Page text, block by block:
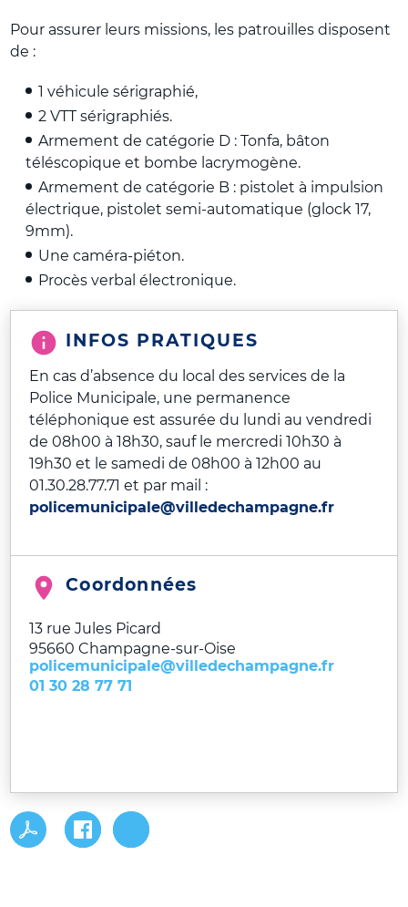
Pour assurer leurs missions, les patrouilles disposent
de :
1 véhicule sérigraphié,
2 VTT sérigraphiés.
Armement de catégorie D : Tonfa, bâton
téléscopique et bombe lacrymogène.
Armement de catégorie B : pistolet à impulsion
électrique, pistolet semi-automatique (glock 17,
9mm).
Une caméra-piéton.
Procès verbal électronique.
INFOS PRATIQUES
En cas d’absence du local des services de la
Police Municipale, une permanence
téléphonique est assurée du lundi au vendredi
de 08h00 à 18h30, sauf le mercredi 10h30 à
19h30 et le samedi de 08h00 à 12h00 au
01.30.28.77.71 et par mail :
policemunicipale@villedechampagne.fr
Coordonnées
13 rue Jules Picard
95660 Champagne-sur-Oise
policemunicipale@villedechampagne.fr
01 30 28 77 71